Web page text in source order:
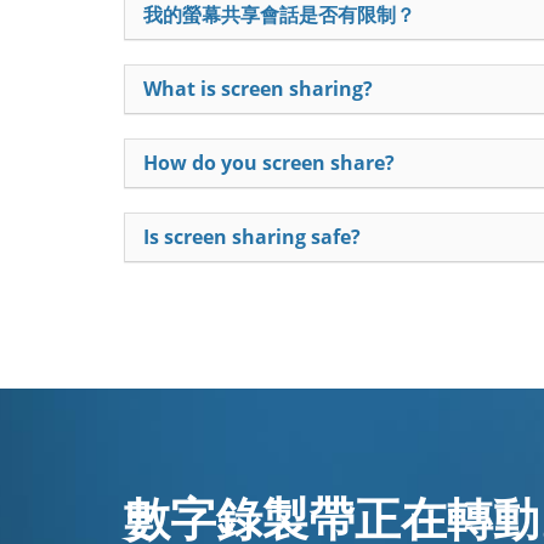
我的螢幕共享會話是否有限制？
What is screen sharing?
How do you screen share?
Is screen sharing safe?
數字錄製帶正在轉